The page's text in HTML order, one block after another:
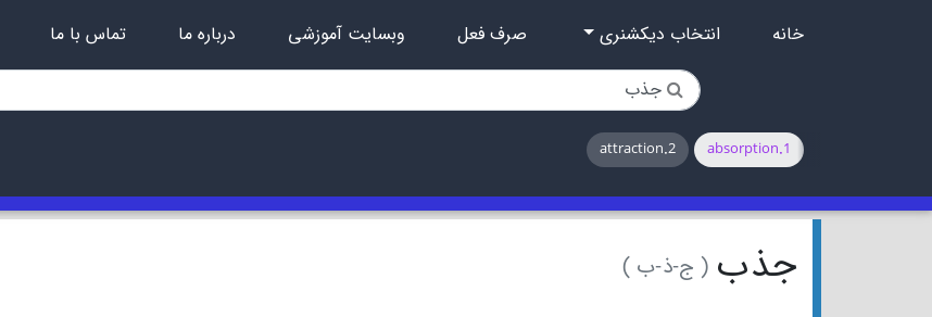
خانه انتخاب دیکشنری صرف فعل وبسایت آموزشی درباره ما تماس با ما
1.absorption
2.attraction
جذب ( ج-ذ-ب )